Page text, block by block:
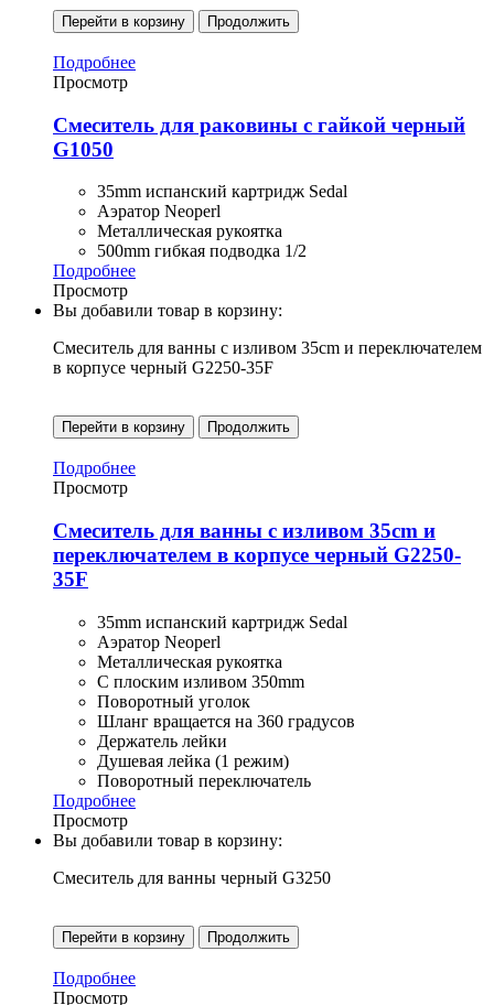
Перейти в корзину Продолжить
Подробнее
Просмотр
Смеситель для раковины с гайкой черный
G1050
35mm испанский картридж Sedal
Аэратор Neoperl
Металлическая рукоятка
500mm гибкая подводка 1/2
Подробнее
Просмотр
Вы добавили товар в корзину:
Смеситель для ванны с изливом 35cm и переключателем
в корпусе черный G2250-35F
Перейти в корзину Продолжить
Подробнее
Просмотр
Смеситель для ванны с изливом 35cm и
переключателем в корпусе черный G2250-
35F
35mm испанский картридж Sedal
Аэратор Neoperl
Металлическая рукоятка
С плоским изливом 350mm
Поворотный уголок
Шланг вращается на 360 градусов
Держатель лейки
Душевая лейка (1 режим)
Поворотный переключатель
Подробнее
Просмотр
Вы добавили товар в корзину:
Смеситель для ванны черный G3250
Перейти в корзину Продолжить
Подробнее
Просмотр